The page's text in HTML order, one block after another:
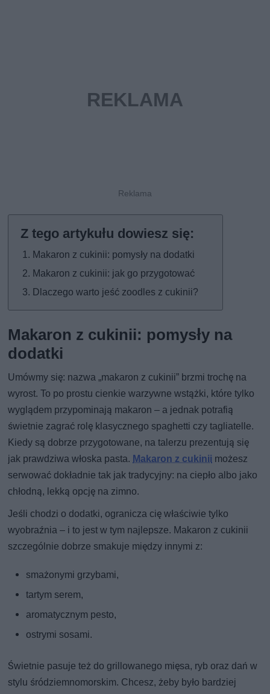
Makaron z cukinii: pomysły na dodatki
Makaron z cukinii: jak go przygotować
Dlaczego warto jeść zoodles z cukinii?
Makaron z cukinii: pomysły na
dodatki
Umówmy się: nazwa „makaron z cukinii” brzmi trochę na
wyrost. To po prostu cienkie warzywne wstążki, które tylko
wyglądem przypominają makaron – a jednak potrafią
świetnie zagrać rolę klasycznego spaghetti czy tagliatelle.
Kiedy są dobrze przygotowane, na talerzu prezentują się
jak prawdziwa włoska pasta. Makaron z cukinii możesz
serwować dokładnie tak jak tradycyjny: na ciepło albo jako
chłodną, lekką opcję na zimno.
Jeśli chodzi o dodatki, ogranicza cię właściwie tylko
wyobraźnia – i to jest w tym najlepsze. Makaron z cukinii
szczególnie dobrze smakuje między innymi z:
smażonymi grzybami,
tartym serem,
aromatycznym pesto,
ostrymi sosami.
Świetnie pasuje też do grillowanego mięsa, ryb oraz dań w
stylu śródziemnomorskim. Chcesz, żeby było bardziej